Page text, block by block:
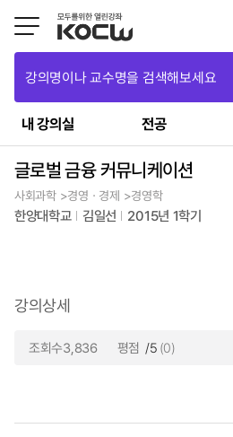
강의명이나 교수명을 검색해보세요
내 강의실 전공
글로벌 금융 커뮤니케이션
사회과학 >경영ㆍ경제 >경영학
한양대학교 김일선 2015년 1학기
강의상세
조회수3,836 평점 /5 (0)